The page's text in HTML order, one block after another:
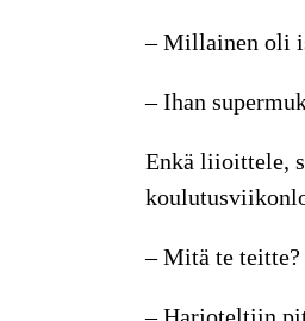
– Millainen oli
– Ihan
Enkä liioittele,
– Mitä te